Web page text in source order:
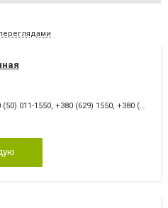
(50) 011-1550, +380 (629) 1550, +380 (629) 503-224